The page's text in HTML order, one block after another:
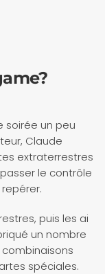
soirée un peu
Claude
extraterrestres
le contrôle
puis les ai
un nombre
spéciales.